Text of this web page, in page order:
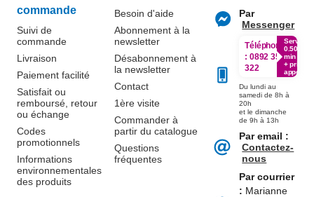
commande
Suivi de
commande
Livraison
Paiement facilité
Satisfait ou
remboursé, retour
ou échange
Codes
promotionnels
Informations
environnementales
des produits
Besoin d'aide
Abonnement à la
newsletter
Désabonnement à
la newsletter
Contact
1ère visite
Commander à
partir du catalogue
Questions
fréquentes
Par
Messenger
Téléphone
: 0892 350
322
Service
0.50€ /
min
+ prix
appel
Du lundi au
samedi de 8h à
20h
et le dimanche
de 9h à 13h
Par email :
Contactez-
nous
Par courrier
: Marianne